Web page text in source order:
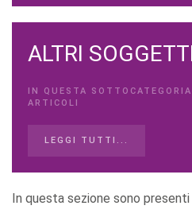
ALTRI
IN QUESTA
ARTICOLI
LEGGI TUTTI...
In questa sezione sono